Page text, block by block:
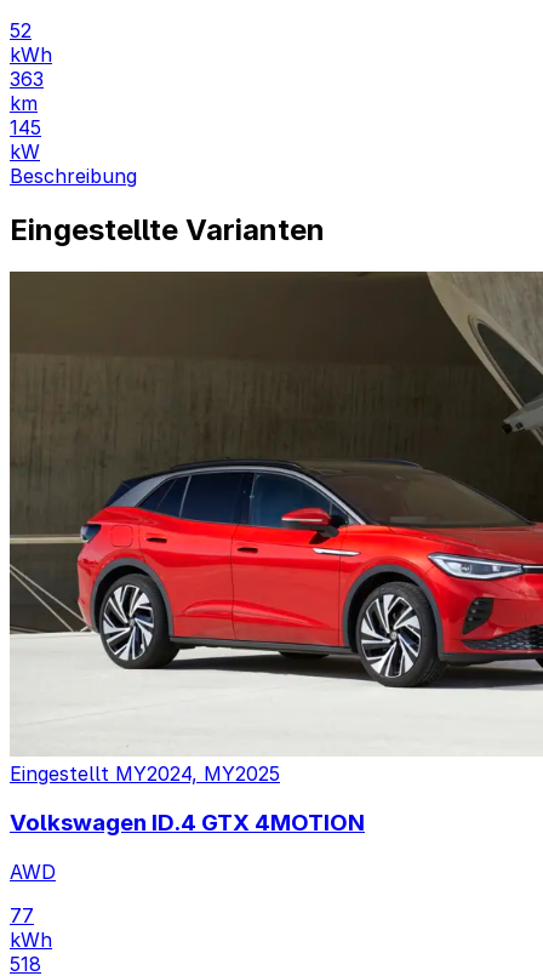
52
kWh
363
km
145
kW
Beschreibung
Eingestellte Varianten
Eingestellt MY2024, MY2025
Volkswagen ID.4 GTX 4MOTION
AWD
77
kWh
518